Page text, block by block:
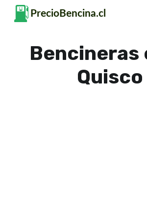
Bencineras
Quisco